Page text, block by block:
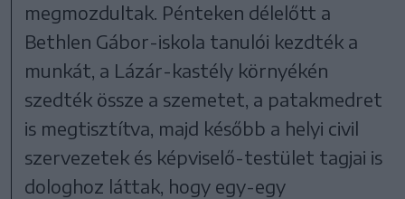
megmozdultak. Pénteken délelőtt a
Bethlen Gábor-iskola tanulói kezdték a
munkát, a Lázár-kastély környékén
szedték össze a szemetet, a patakmedret
is megtisztítva, majd később a helyi civil
szervezetek és képviselő-testület tagjai is
dologhoz láttak, hogy egy-egy